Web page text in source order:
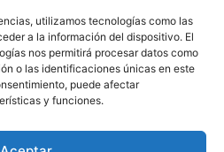
utilizamos tecnologías como las
a la información del dispositivo. El
nos permitirá procesar datos como
o las identificaciones únicas en este
puede afectar
y funciones.
y otros de interés general
US